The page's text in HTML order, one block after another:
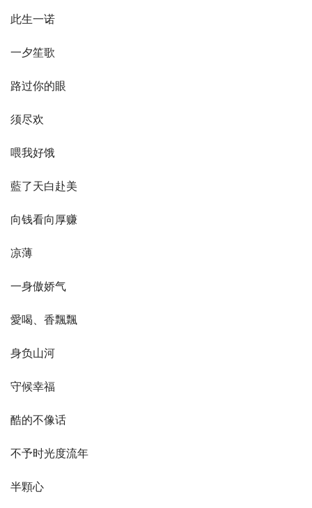
此生一诺
一夕笙歌
路过你的眼
须尽欢
喂我好饿
藍了天白赴美
向钱看向厚赚
凉薄
一身傲娇气
愛喝、香飄飄
身负山河
守候幸福
酷的不像话
不予时光度流年
半顆心